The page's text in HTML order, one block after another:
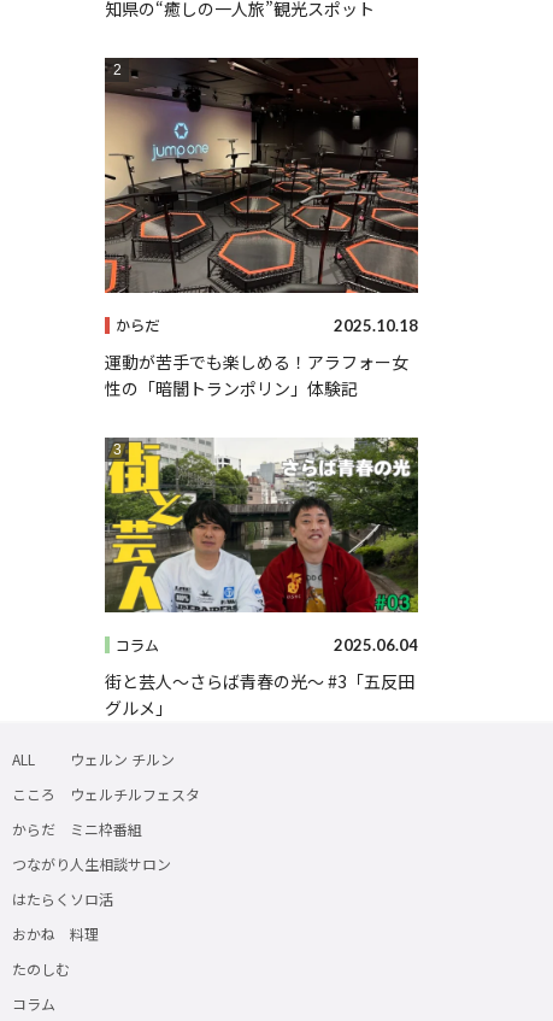
知県の“癒しの一人旅”観光スポット
からだ 2025.10.18
運動が苦手でも楽しめる！アラフォー女
性の「暗闇トランポリン」体験記
コラム 2025.06.04
街と芸人～さらば青春の光～ #3「五反田
グルメ」
ALL
こころ
からだ
つながり
はたらく
おかね
たのしむ
コラム
ウェルン チルン
ウェルチルフェスタ
ミニ枠番組
人生相談サロン
ソロ活
料理